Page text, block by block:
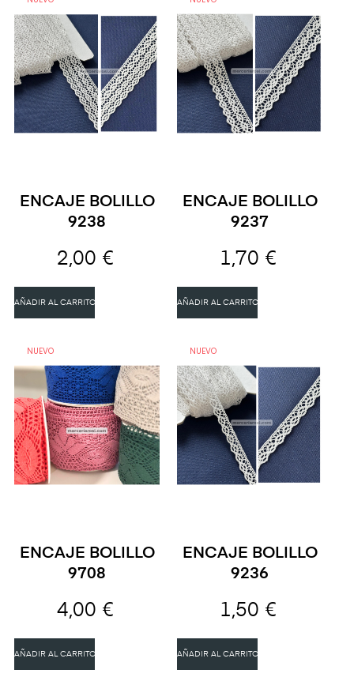
ENCAJE BOLILLO
9238
2,00 €
AÑADIR AL CARRITO
ENCAJE BOLILLO
9237
1,70 €
AÑADIR AL CARRITO
NUEVO
ENCAJE BOLILLO
9708
4,00 €
AÑADIR AL CARRITO
NUEVO
ENCAJE BOLILLO
9236
1,50 €
AÑADIR AL CARRITO